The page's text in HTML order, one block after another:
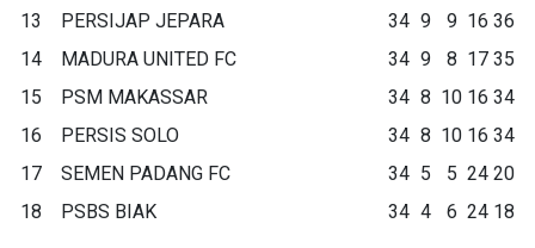
13 PERSIJAP JEPARA 34 9 9 16 36
14
MADURA UNITED FC 34 9 8 17 35
15
PSM MAKASSAR 34 8 10 16 34
16
PERSIS SOLO 34 8 10 16 34
17
SEMEN PADANG FC 34 5 5 24 20
18
PSBS BIAK 34 4 6 24 18